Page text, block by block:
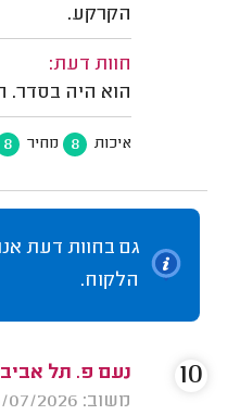
הקרקע.
חוות דעת:
הוא היה בסדר.
איכות 8 מחיר 8
גם בחוות דעת
הלקוח.
נעם פ. תל
משוב: 16/07/2026
10